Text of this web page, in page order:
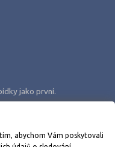
jako první.
abychom Vám poskytovali